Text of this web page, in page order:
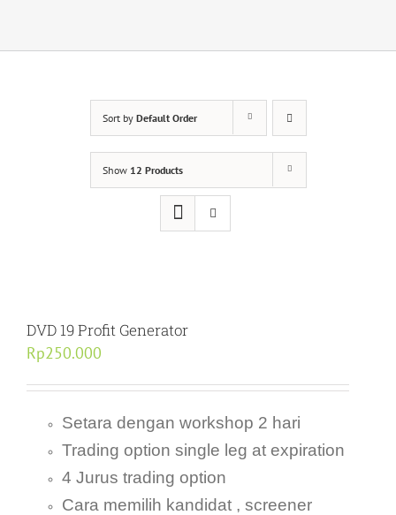
Sort by Default Order
Show 12 Products
DVD 19 Profit Generator
Rp250.000
Setara dengan workshop 2 hari
Trading option single leg at expiration
4 Jurus trading option
Cara memilih kandidat , screener